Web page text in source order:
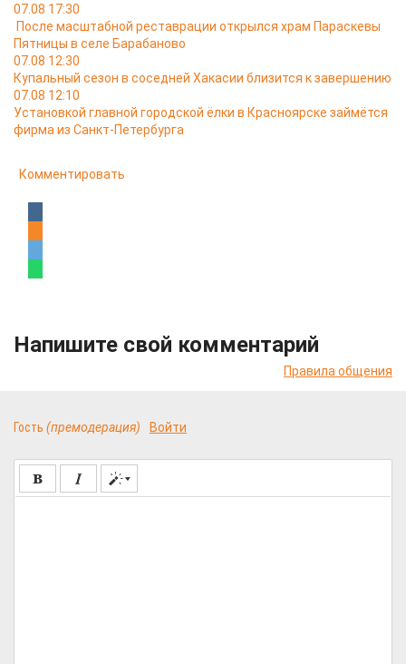
07.08 17:30
После масштабной реставрации открылся храм Параскевы
Пятницы в селе Барабаново
07.08 12:30
Купальный сезон в соседней Хакасии близится к завершению
07.08 12:10
Установкой главной городской ёлки в Красноярске займётся
фирма из Санкт-Петербурга
Комментировать
Напишите свой комментарий
Правила общения
Гость (премодерация) Войти